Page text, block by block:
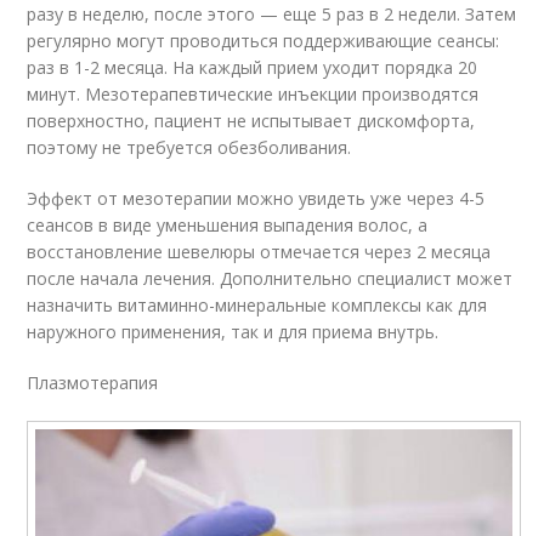
разу в неделю, после этого — еще 5 раз в 2 недели. Затем
регулярно могут проводиться поддерживающие сеансы:
раз в 1-2 месяца. На каждый прием уходит порядка 20
минут. Мезотерапевтические инъекции производятся
поверхностно, пациент не испытывает дискомфорта,
поэтому не требуется обезболивания.
Эффект от мезотерапии можно увидеть уже через 4-5
сеансов в виде уменьшения выпадения волос, а
восстановление шевелюры отмечается через 2 месяца
после начала лечения. Дополнительно специалист может
назначить витаминно-минеральные комплексы как для
наружного применения, так и для приема внутрь.
Плазмотерапия